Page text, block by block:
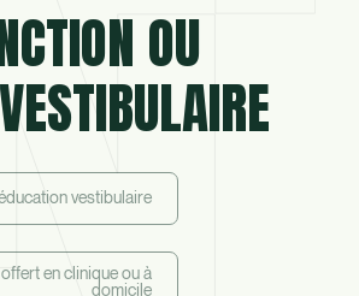
OU
vestibulaire
en clinique ou à
domicile